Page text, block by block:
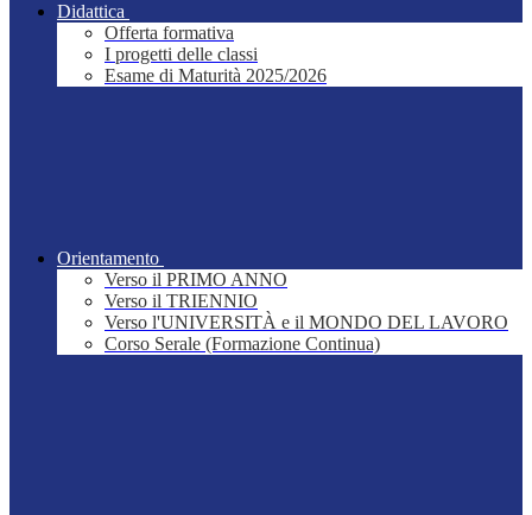
Didattica
Offerta formativa
I progetti delle classi
Esame di Maturità 2025/2026
Orientamento
Verso il PRIMO ANNO
Verso il TRIENNIO
Verso l'UNIVERSITÀ e il MONDO DEL LAVORO
Corso Serale (Formazione Continua)